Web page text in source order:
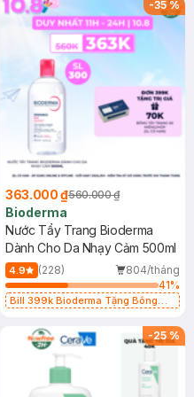
-35%
363.000 ₫560.000 ₫
Bioderma
Nước Tẩy Trang Bioderma
Dành Cho Da Nhạy Cảm 500ml
4.9 (228)
804/tháng
41%
Bill 399k Bioderma Tặng Bông
-25 %